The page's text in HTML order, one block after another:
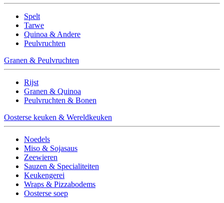
Spelt
Tarwe
Quinoa & Andere
Peulvruchten
Granen & Peulvruchten
Rijst
Granen & Quinoa
Peulvruchten & Bonen
Oosterse keuken & Wereldkeuken
Noedels
Miso & Sojasaus
Zeewieren
Sauzen & Specialiteiten
Keukengerei
Wraps & Pizzabodems
Oosterse soep